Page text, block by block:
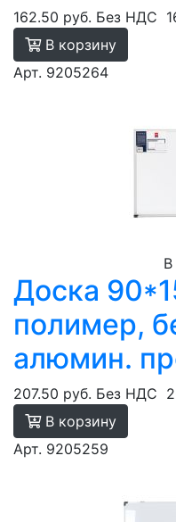
162.50 руб. Без НДС
В корзину
Арт. 9205264
В
Доска
полимер,
алюмин.
207.50 руб. Без НДС
В корзину
Арт. 9205259